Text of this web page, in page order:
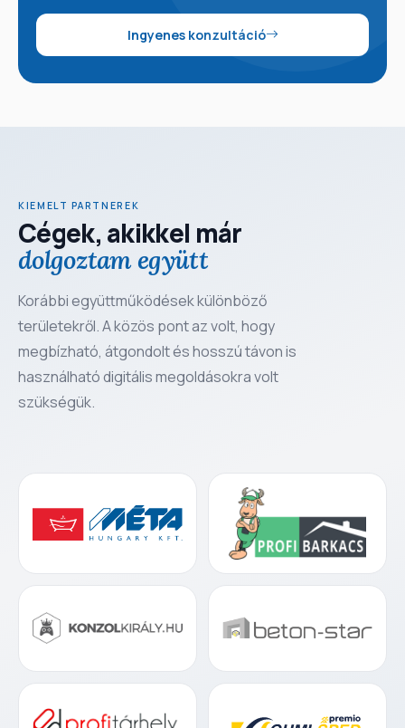
Ingyenes konzultáció
KIEMELT PARTNEREK
Cégek, akikkel már
dolgoztam együtt
Korábbi együttműködések különböző
területekről. A közös pont az volt, hogy
megbízható, átgondolt és hosszú távon is
használható digitális megoldásokra volt
szükségük.